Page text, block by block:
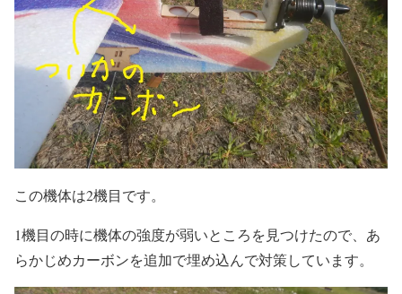
この機体は2機目です。
1機目の時に機体の強度が弱いところを見つけたので、あ
らかじめカーボンを追加で埋め込んで対策しています。